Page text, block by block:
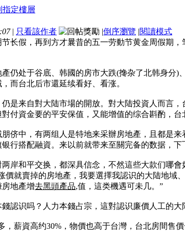
| 只看該作者 |倒序瀏覽 |閱讀模式
长假，再到方才曩昔的五一劳動节黄金周假期
仍处于谷底、韩國的房市大跌(搀杂了北韩身分)
而台北后市還延续看好、看涨。
是来自對大陆市場的開放。對大陆投資人而言
付資金要的平安保值，又能增值的综合斟酌，台
侪中，有两组人是特地来采辦房地產，且都是
行搭配融資。来以前就带来至關完备的数据，
岸和平交换，都深具信念，不然這些大款们哪
價就賣掉的房地產，我要選擇我認识的大陆地
地產增去黑頭產品,值，這类機遇可未几。”
認识吗？人力本錢占宗，這對認识廉價人工的大
，薪資高约30%，物價也高于台灣，台北房間售